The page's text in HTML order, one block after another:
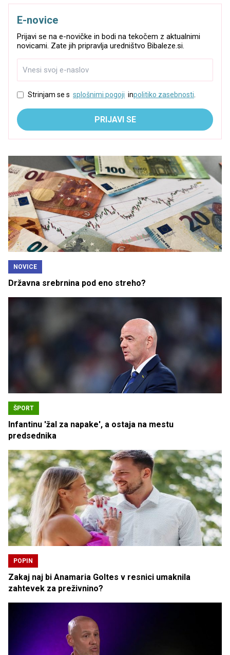
E-novice
Prijavi se na e-novičke in bodi na tekočem z aktualnimi
novicami. Zate jih pripravlja uredništvo Bibaleze.si.
Strinjam se s splošnimi pogoji inpolitiko zasebnosti
PRIJAVI SE
NOVICE
Državna srebrnina pod eno streho?
ŠPORT
Infantinu 'žal za napake', a ostaja na mestu
predsednika
POPIN
Zakaj naj bi Anamaria Goltes v resnici umaknila
zahtevek za preživnino?